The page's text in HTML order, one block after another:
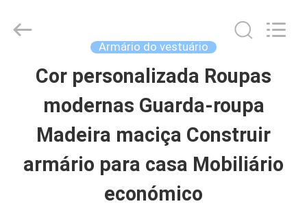
CASA
PRODUTOS
VÍDEOS
HOME
Armário do vestuário
Cor personalizada Roupas
modernas Guarda-roupa
Madeira maciça Construir
armário para casa Mobiliário
económico